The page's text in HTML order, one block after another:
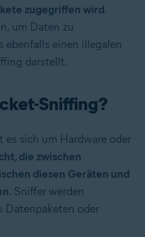
zugegriffen wird.
um Daten zu
ebenfalls einen illegalen
darstellt.
Sniffing?
es sich um Hardware oder
die zwischen
diesen Geräten und
. Sniffer werden
Datenpaketen oder